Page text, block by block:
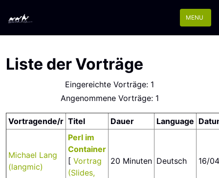
MENU
Liste der Vorträge
Eingereichte Vorträge: 1
Angenommene Vorträge: 1
Vortragende/r Titel Dauer Language
Michael Lang
(‎langmic‎)
‎Perl im
Container‎
[ Vortrag
(Slides,
20 Minuten Deutsch 16/